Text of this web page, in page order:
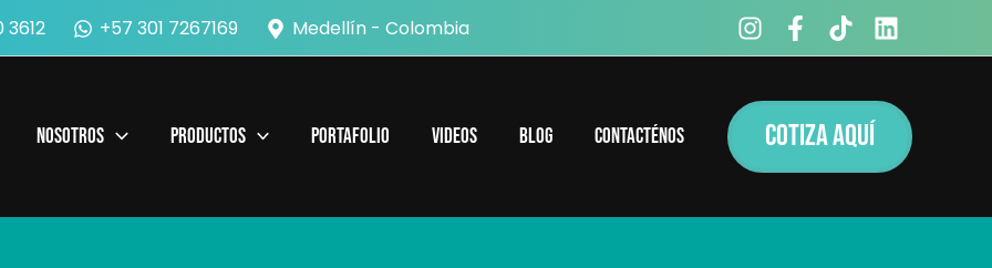
+57 301 7267169 Medellín - Colombia
Nosotros Productos Portafolio Videos Blog Contacténos COTIZA AQUÍ